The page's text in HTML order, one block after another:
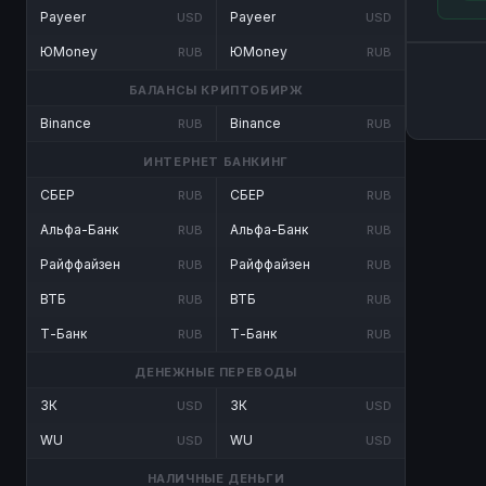
Payeer USD
ЮMoney RUB
Payeer USD
ЮMoney RUB
БАЛАНСЫ КРИПТОБИРЖ
Binance RUB Binance RUB
ИНТЕРНЕТ БАНКИНГ
СБЕР RUB
Альфа-Банк RUB
Райффайзен RUB
ВТБ RUB
Т-Банк RUB
СБЕР RUB
Альфа-Банк RUB
Райффайзен RUB
ВТБ RUB
Т-Банк RUB
ДЕНЕЖНЫЕ ПЕРЕВОДЫ
ЗК USD
WU USD
ЗК USD
WU USD
НАЛИЧНЫЕ ДЕНЬГИ